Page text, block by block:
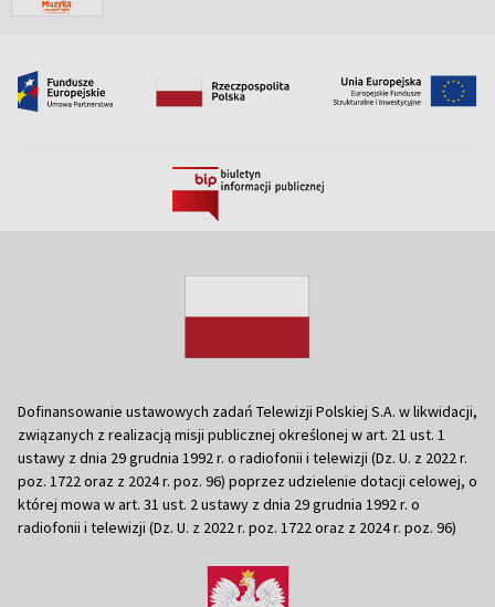
Dofinansowanie ustawowych zadań Telewizji Polskiej S.A. w likwidacji,
związanych z realizacją misji publicznej określonej w art. 21 ust. 1
ustawy z dnia 29 grudnia 1992 r. o radiofonii i telewizji (Dz. U. z 2022 r.
poz. 1722 oraz z 2024 r. poz. 96) poprzez udzielenie dotacji celowej, o
której mowa w art. 31 ust. 2 ustawy z dnia 29 grudnia 1992 r. o
radiofonii i telewizji (Dz. U. z 2022 r. poz. 1722 oraz z 2024 r. poz. 96)